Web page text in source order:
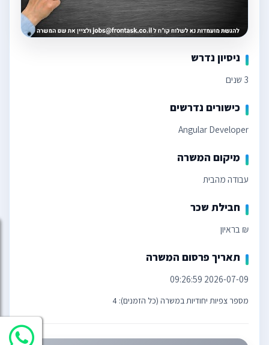
ניסיון נדרש
3 שנים
כישורים נדרשים
Angular Developer
מיקום המשרה
עבודה מהבית
חבילת שכר
₪ בראיון
תאריך פרסום המשרה
2026-07-09 09:26:59
מספר צפיות יחודיות במשרה (כל הזמנים): 4